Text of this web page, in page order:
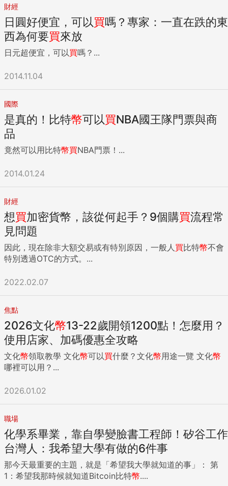
財經
日圓好便宜，可以買嗎？專家：一直在跌的東
西為何要買來放
日元超便宜，可以買嗎？...
2014.11.04
國際
是真的！比特幣可以買NBA國王隊門票與商
品
竟然可以用比特幣買NBA門票！...
2014.01.24
財經
想買加密貨幣，該從何起手？9個購買流程常
見問題
因此，現在除非大額交易或有特別原因，一般人 買比特幣不會
特別透過OTC的方式。...
2022.02.07
焦點
2026文化幣13-22歲開領1200點！怎麼用？
使用店家、加碼優惠全攻略
文化幣 領取教學 文化幣可以買什麼？文化幣 用途一覽 文化幣
哪裡可以用？...
2026.01.02
職場
化學系畢業，靠自學變臉書工程師！矽谷工作
台灣人：我希望大學有做的6件事
那今天最重要的主題，就是「希望我大學就知道的事」： 第
1：希望我那時候就知道Bitcoin比特幣....